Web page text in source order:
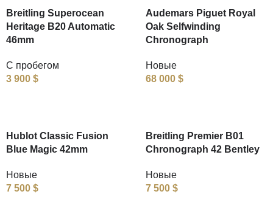
Breitling Superocean
Heritage B20 Automatic
46mm
С пробегом
3 900 $
Audemars Piguet Royal
Oak Selfwinding
Chronograph
Новые
68 000 $
Hublot Classic Fusion
Blue Magic 42mm
Новые
7 500 $
Breitling Premier B01
Chronograph 42 Bentley
Новые
7 500 $